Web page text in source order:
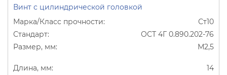
Винт с цилиндрической головкой
Ст10
ОСТ 4Г 0.890.202-76
М2,5
14